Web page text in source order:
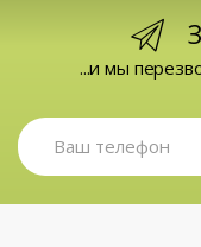
...и мы